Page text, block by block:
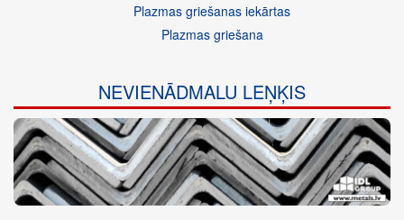
Plazmas griešanas iekārtas
Plazmas griešana
NEVIENĀDMALU LEŅĶIS